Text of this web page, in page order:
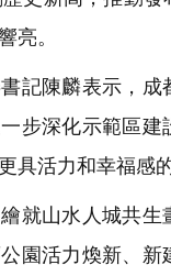
亮。
記陳麟表示，成
步深化示範區
具活力和幸福感
就山水人城共生
園活力煥新、